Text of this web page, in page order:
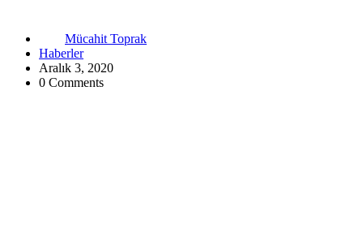
Mücahit Toprak
Haberler
Aralık 3, 2020
0 Comments